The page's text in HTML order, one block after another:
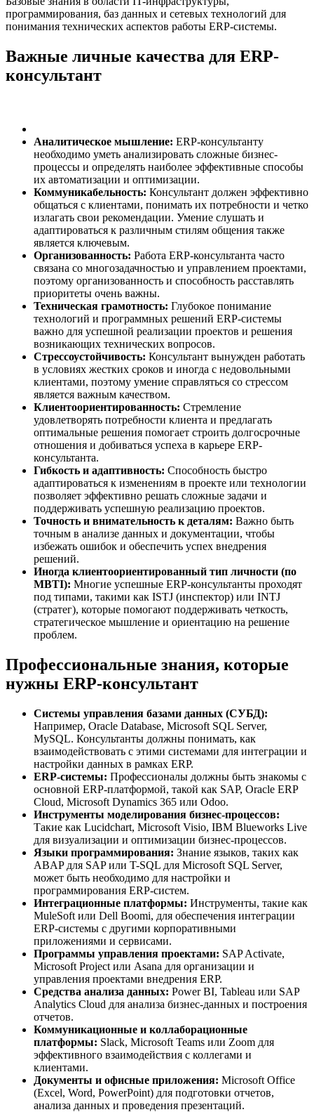
программирования, баз данных и сетевых технологий для
понимания технических аспектов работы ERP-системы.
Важные личные качества для ERP-
консультант
Аналитическое мышление: ERP-консультанту
необходимо уметь анализировать сложные бизнес-
процессы и определять наиболее эффективные способы
их автоматизации и оптимизации.
Коммуникабельность: Консультант должен эффективно
общаться с клиентами, понимать их потребности и четко
излагать свои рекомендации. Умение слушать и
адаптироваться к различным стилям общения также
является ключевым.
Организованность: Работа ERP-консультанта часто
связана со многозадачностью и управлением проектами,
поэтому организованность и способность расставлять
приоритеты очень важны.
Техническая грамотность: Глубокое понимание
технологий и программных решений ERP-системы
важно для успешной реализации проектов и решения
возникающих технических вопросов.
Стрессоустойчивость: Консультант вынужден работать
в условиях жестких сроков и иногда с недовольными
клиентами, поэтому умение справляться со стрессом
является важным качеством.
Клиентоориентированность: Стремление
удовлетворять потребности клиента и предлагать
оптимальные решения помогает строить долгосрочные
отношения и добиваться успеха в карьере ERP-
консультанта.
Гибкость и адаптивность: Способность быстро
адаптироваться к изменениям в проекте или технологии
позволяет эффективно решать сложные задачи и
поддерживать успешную реализацию проектов.
Точность и внимательность к деталям: Важно быть
точным в анализе данных и документации, чтобы
избежать ошибок и обеспечить успех внедрения
решений.
Иногда клиентоориентированный тип личности (по
MBTI): Многие успешные ERP-консультанты проходят
под типами, такими как ISTJ (инспектор) или INTJ
(стратег), которые помогают поддерживать четкость,
стратегическое мышление и ориентацию на решение
проблем.
Профессиональные знания, которые
нужны ERP-консультант
Системы управления базами данных (СУБД):
Например, Oracle Database, Microsoft SQL Server,
MySQL. Консультанты должны понимать, как
взаимодействовать с этими системами для интеграции и
настройки данных в рамках ERP.
ERP-системы: Профессионалы должны быть знакомы с
основной ERP-платформой, такой как SAP, Oracle ERP
Cloud, Microsoft Dynamics 365 или Odoo.
Инструменты моделирования бизнес-процессов:
Такие как Lucidchart, Microsoft Visio, IBM Blueworks Live
для визуализации и оптимизации бизнес-процессов.
Языки программирования: Знание языков, таких как
ABAP для SAP или T-SQL для Microsoft SQL Server,
может быть необходимо для настройки и
программирования ERP-систем.
Интеграционные платформы: Инструменты, такие как
MuleSoft или Dell Boomi, для обеспечения интеграции
ERP-системы с другими корпоративными
приложениями и сервисами.
Программы управления проектами: SAP Activate,
Microsoft Project или Asana для организации и
управления проектами внедрения ERP.
Средства анализа данных: Power BI, Tableau или SAP
Analytics Cloud для анализа бизнес-данных и построения
отчетов.
Коммуникационные и коллаборационные
платформы: Slack, Microsoft Teams или Zoom для
эффективного взаимодействия с коллегами и
клиентами.
Документы и офисные приложения: Microsoft Office
(Excel, Word, PowerPoint) для подготовки отчетов,
анализа данных и проведения презентаций.